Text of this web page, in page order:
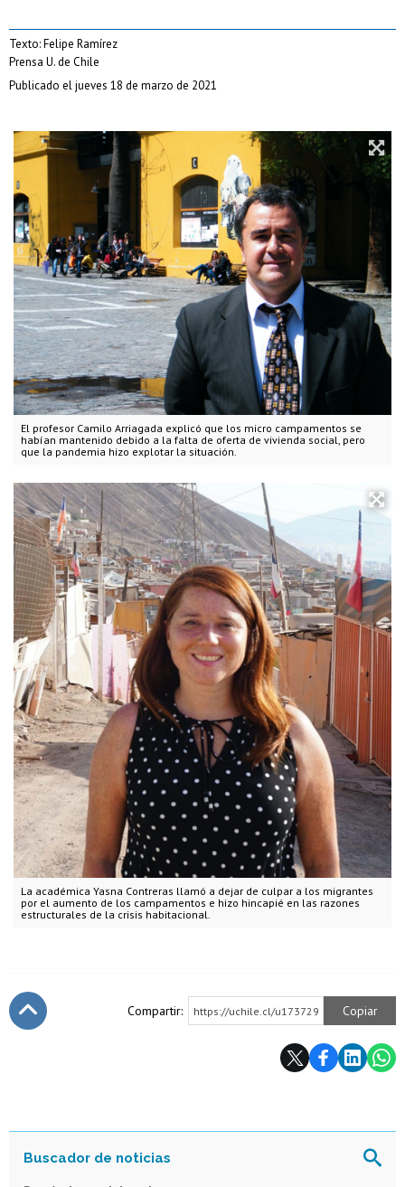
El profesor Camilo Arriagada explicó que los micro campamentos se
habían mantenido debido a la falta de oferta de vivienda social, pero
que la pandemia hizo explotar la situación.
La académica Yasna Contreras llamó a dejar de culpar a los migrantes
por el aumento de los campamentos e hizo hincapié en las razones
estructurales de la crisis habitacional.
Texto: Felipe Ramírez
Prensa U. de Chile
Publicado el jueves 18 de marzo de 2021
Compartir: https://uchile.cl/u173729 Copiar